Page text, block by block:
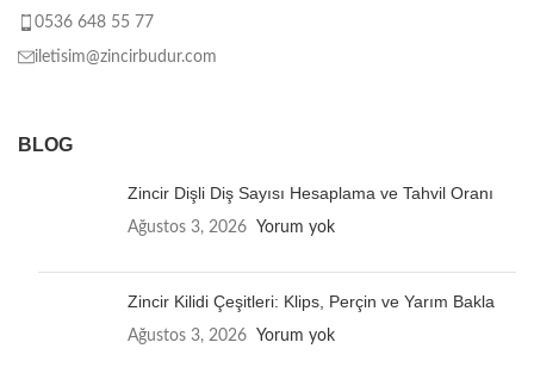
0536 648 55 77
iletisim@zincirbudur.com
BLOG
Zincir Dişli Diş Sayısı Hesaplama ve Tahvil Oranı
Ağustos 3, 2026 Yorum yok
Zincir Kilidi Çeşitleri: Klips, Perçin ve Yarım Bakla
Ağustos 3, 2026 Yorum yok